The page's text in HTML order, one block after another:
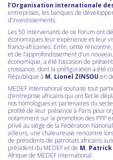
l’Organisation internationale
entreprises, les banques de
d’investissements.
Les 50 intervenants de ce Forum ont
économiques leur expérience et leur
franco-africaines. Enfin, cette
et de l’approfondissement d’un
économique, a été l’occasion de
croissance, dont la préfiguration a été
République à M. Lionel ZINSOU en
MEDEF International souhaite tout
d’entreprise africains qui ont fait le
nos homologues et partenaires du
profité de leur présence à Paris pour
notamment sur la promotion des PPP
privé au siège de la Fédération
ailleurs, une chaleureuse rencontre
de présidents de patronats africains
président du MEDEF et de M. Patrick
Afrique de MEDEF International.